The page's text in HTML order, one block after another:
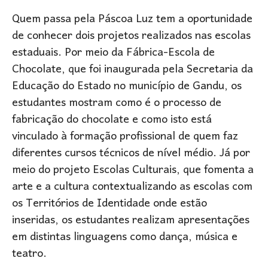
Quem passa pela Páscoa Luz tem a oportunidade
de conhecer dois projetos realizados nas escolas
estaduais. Por meio da Fábrica-Escola de
Chocolate, que foi inaugurada pela Secretaria da
Educação do Estado no município de Gandu, os
estudantes mostram como é o processo de
fabricação do chocolate e como isto está
vinculado à formação profissional de quem faz
diferentes cursos técnicos de nível médio. Já por
meio do projeto Escolas Culturais, que fomenta a
arte e a cultura contextualizando as escolas com
os Territórios de Identidade onde estão
inseridas, os estudantes realizam apresentações
em distintas linguagens como dança, música e
teatro.